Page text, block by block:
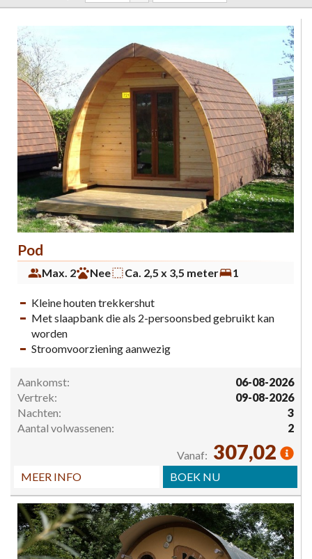
Pod
Max. 2 Nee Ca. 2,5 x 3,5 meter 1
Kleine houten trekkershut
Met slaapbank die als 2-persoonsbed gebruikt kan
worden
Stroomvoorziening aanwezig
Aankomst:
06-08-2026
Vertrek:
09-08-2026
Nachten:
3
Aantal volwassenen:
2
Vanaf: 307,02
MEER INFO BOEK NU